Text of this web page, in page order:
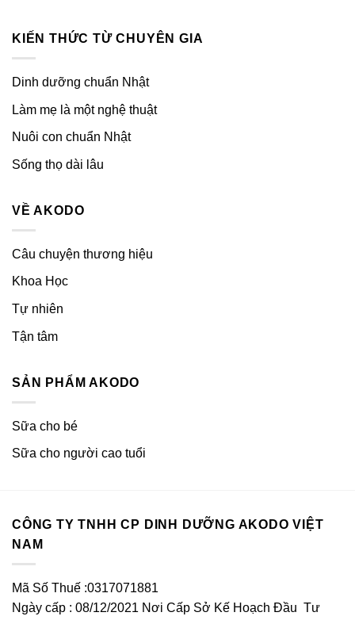
KIẾN THỨC TỪ CHUYÊN GIA
Dinh dưỡng chuẩn Nhật
Làm mẹ là một nghệ thuật
Nuôi con chuẩn Nhật
Sống thọ dài lâu
VỀ AKODO
Câu chuyện thương hiệu
Khoa Học
Tự nhiên
Tận tâm
SẢN PHẨM AKODO
Sữa cho bé
Sữa cho người cao tuổi
CÔNG TY TNHH CP DINH DƯỠNG AKODO VIỆT
NAM
Mã Số Thuế :0317071881
Ngày cấp : 08/12/2021 Nơi Cấp Sở Kế Hoạch Đầu Tư